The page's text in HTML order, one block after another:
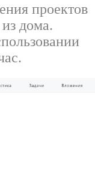
проектов
дома.